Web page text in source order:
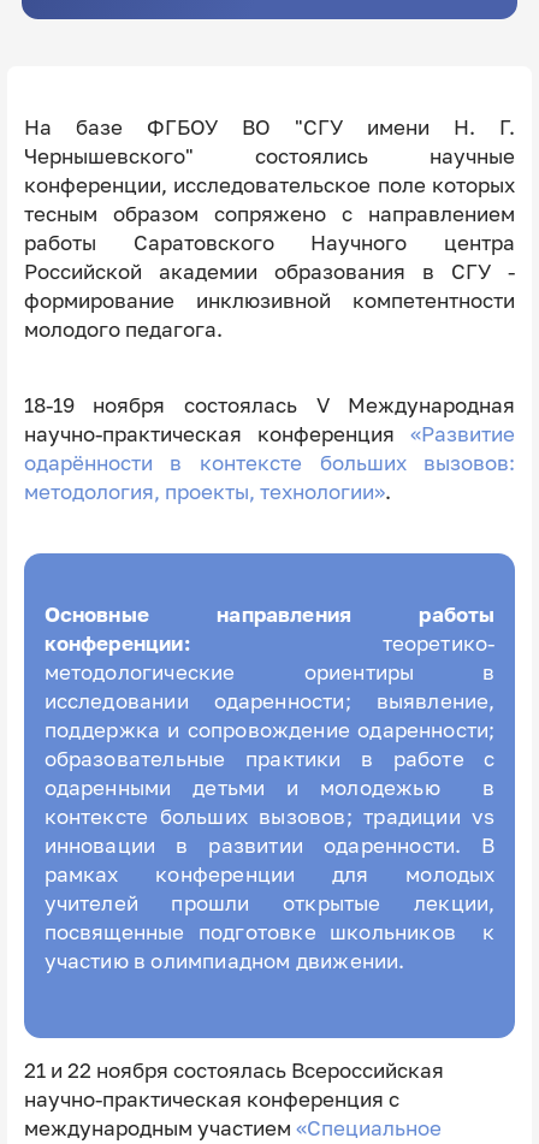
На базе ФГБОУ ВО "СГУ имени Н. Г.
Чернышевского" состоялись научные
конференции, исследовательское поле которых
тесным образом сопряжено с направлением
работы Саратовского Научного центра
Российской академии образования в СГУ -
формирование инклюзивной компетентности
молодого педагога.
18-19 ноября состоялась V Международная
научно-практическая конференция«Развитие
одарённости в контексте больших вызовов:
методология, проекты, технологии».
Основные направления работы
конференции:теоретико-
методологические ориентиры в
исследовании одаренности; выявление,
поддержка и сопровождение одаренности;
образовательные практики в работе с
одаренными детьми и молодежью в
контексте больших вызовов; традиции vs
инновации в развитии одаренности. В
рамках конференции для молодых
учителей прошли открытые лекции,
посвященные подготовке школьников к
участию в олимпиадном движении.
21 и 22 ноября состоялась Всероссийская
научно-практическая конференция с
международным участием «Специальное